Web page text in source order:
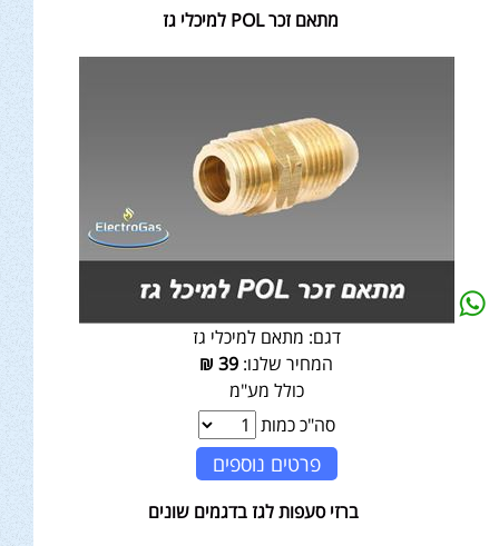
מתאם זכר POL למיכלי גז
דגם: מתאם למיכלי גז
המחיר שלנו: 39
₪
כולל מע"מ
סה"כ כמות
פרטים נוספים
ברזי סעפות לגז בדגמים שונים